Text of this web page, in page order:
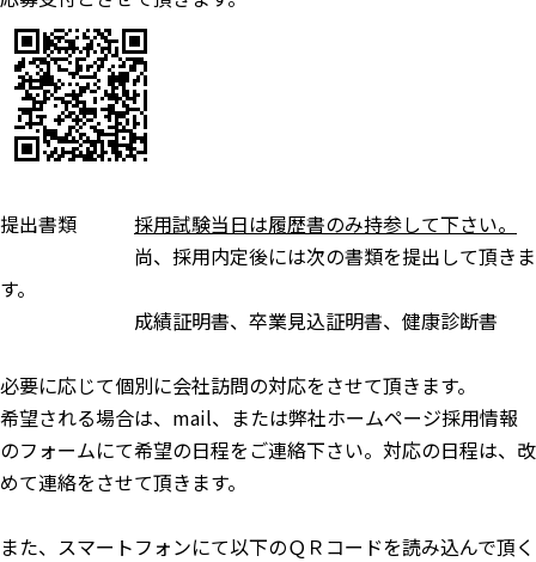
提出書類 採用試験当日は履歴書のみ持参して下さい。
尚、採用内定後には次の書類を提出して頂きま
す。
成績証明書、卒業見込証明書、健康診断書
必要に応じて個別に会社訪問の対応をさせて頂きます。
希望される場合は、mail、または弊社ホームページ採用情報
のフォームにて希望の日程をご連絡下さい。対応の日程は、改
めて連絡をさせて頂きます。
また、スマートフォンにて以下のＱＲコードを読み込んで頂く